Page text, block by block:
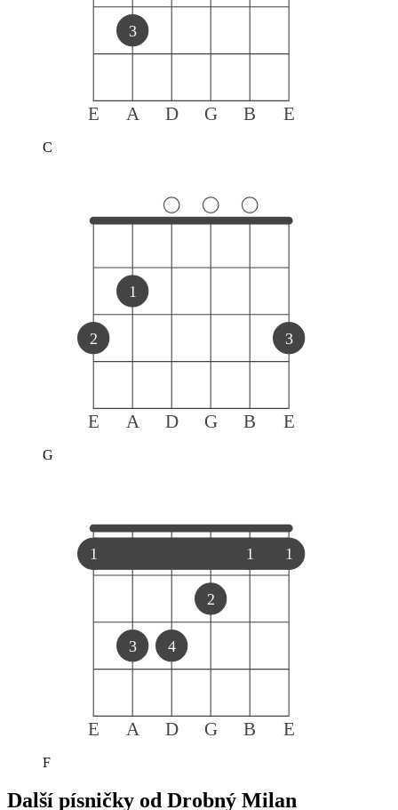
E A D G B E
3
C
E A D G B E
2
1
3
G
E A D G B E
1 1 1
3 4
2
F
Další písničky od Drobný Milan